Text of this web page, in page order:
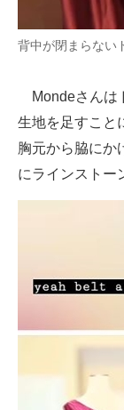
背中が閉まらない
Mondeさんは
生地を足すこと
胸元から脇にか
にラインストー